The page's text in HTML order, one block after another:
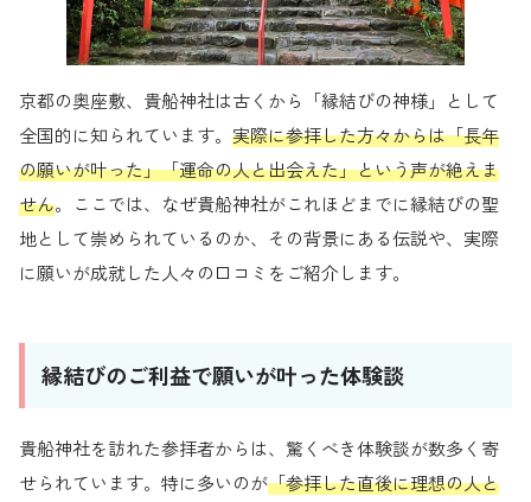
京都の奥座敷、貴船神社は古くから「縁結びの神様」として
全国的に知られています。 実際に参拝した方々からは「長年
の願いが叶った」「運命の人と出会えた」という声が絶えま
せん。ここでは、なぜ貴船神社がこれほどまでに縁結びの聖
地として崇められているのか、その背景にある伝説や、実際
に願いが成就した人々の口コミをご紹介します。
縁結びのご利益で願いが叶った体験談
貴船神社を訪れた参拝者からは、驚くべき体験談が数多く寄
せられています。特に多いのが「参拝した直後に理想の人と